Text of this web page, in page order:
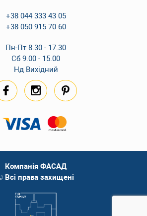
+38 044 333 43 05
+38 050 915 70 60
Пн-Пт 8.30 - 17.30
Сб 9.00 - 15.00
Нд Вихідний
Компанія ФАСАД
Всі права захищені